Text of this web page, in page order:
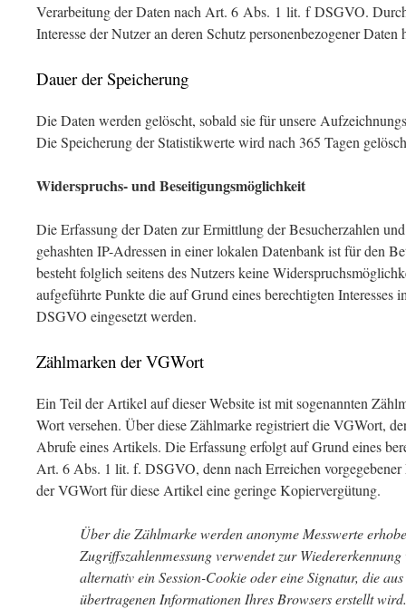
Verarbeitung der Daten nach Art. 6 Abs. 1 lit. f DSGVO.
Interesse der Nutzer an deren Schutz personenbezogener
Dauer der Speicherung
Die Daten werden gelöscht, sobald sie für unsere
Die Speicherung der Statistikwerte wird nach 365 Tagen
Widerspruchs- und Beseitigungsmöglichkeit
Die Erfassung der Daten zur Ermittlung der Besucherzahlen
gehashten IP-Adressen in einer lokalen Datenbank ist für den
besteht folglich seitens des Nutzers keine
aufgeführte Punkte die auf Grund eines berechtigten
DSGVO eingesetzt werden.
Zählmarken der VGWort
Ein Teil der Artikel auf dieser Website ist mit sogenannten
Wort versehen. Über diese Zählmarke registriert die VGWort,
Abrufe eines Artikels. Die Erfassung erfolgt auf Grund eines
Art. 6 Abs. 1 lit. f. DSGVO, denn nach Erreichen
der VGWort für diese Artikel eine geringe Kopiervergütung.
Über die Zählmarke werden anonyme Messwerte
Zugriffszahlenmessung verwendet zur
alternativ ein Session-Cookie oder eine Signatur, die
übertragenen Informationen Ihres Browsers erstellt